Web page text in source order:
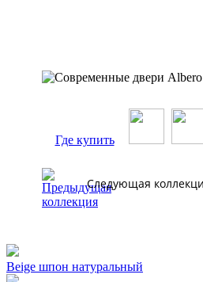
Где купить
Следующая
Beige шпон натуральный